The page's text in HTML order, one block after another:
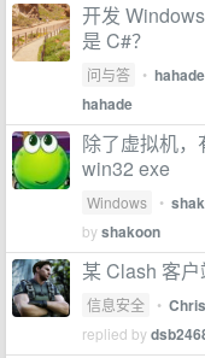
开发
是 C#？
问与答 • hahade
hahade
除了虚拟机
win32 exe
Windows •
byshakoon
某 Clash 客
信息安全 •
replied by